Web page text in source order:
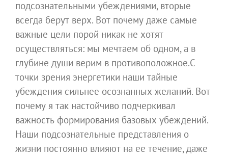
подсознательными убеждениями, вторые
всегда берут верх. Вот почему даже самые
важные цели порой никак не хотят
осуществляться: мы мечтаем об одном, а в
глубине души верим в противоположное.С
точки зрения энергетики наши тайные
убеждения сильнее осознанных желаний. Вот
почему я так настойчиво подчеркивал
важность формирования базовых убеждений.
Наши подсознательные представления о
жизни постоянно влияют на ее течение, даже